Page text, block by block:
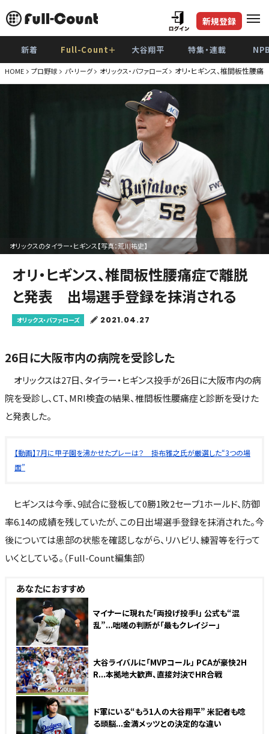
新規登録
新着 Full-Count＋ 大谷翔平 特集・連載
HOME プロ野球 パ・リーグ オリックス・バファローズ オリ・ヒギンス、椎間板性腰
オリックスのタイラー・ヒギンス【写真：荒川祐史】
オリ・ヒギンス、椎間板性腰痛症で離脱
と発表 出場選手登録を抹消される
オリックス・バファローズ 2021.04.27
26日に大阪市内の病院を受診した
オリックスは27日、タイラー・ヒギンス投手が26日に大阪市内の病
院を受診し、CT、MRI検査の結果、椎間板性腰痛症と診断を受けた
と発表した。
【動画】7月に甲子園を沸かせたプレーは？ 掛布雅之氏が厳選した“3つの場
面”
ヒギンスは今季、9試合に登板して0勝1敗2セーブ1ホールド、防御
率6.14の成績を残していたが、この日出場選手登録を抹消された。今
後については患部の状態を確認しながら、リハビリ、練習等を行って
いくとしている。（Full-Count編集部）
あなたにおすすめ
マイナーに現れた「両投げ投手!」 公式も“混
乱”...咄嗟の判断が「最もクレイジー」
大谷ライバルに「MVPコール」 PCAが豪快2H
R...本拠地大歓声、直接対決でHR合戦
ド軍にいる“もう1人の大谷翔平” 米記者も唸
る頭脳...金満メッツとの決定的な違い